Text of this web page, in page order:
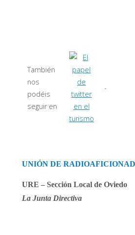
También
nos
podéis
seguir en
UNIÓN DE
URE – Sección Local de Oviedo
La Junta Directiva